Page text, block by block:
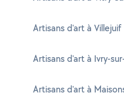
Artisans d'art à Villejuif
Artisans d'art à Ivry-
Artisans d'art à